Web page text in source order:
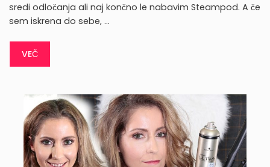
sredi odločanja ali naj končno le nabavim Steampod. A če
sem iskrena do sebe, …
VEČ